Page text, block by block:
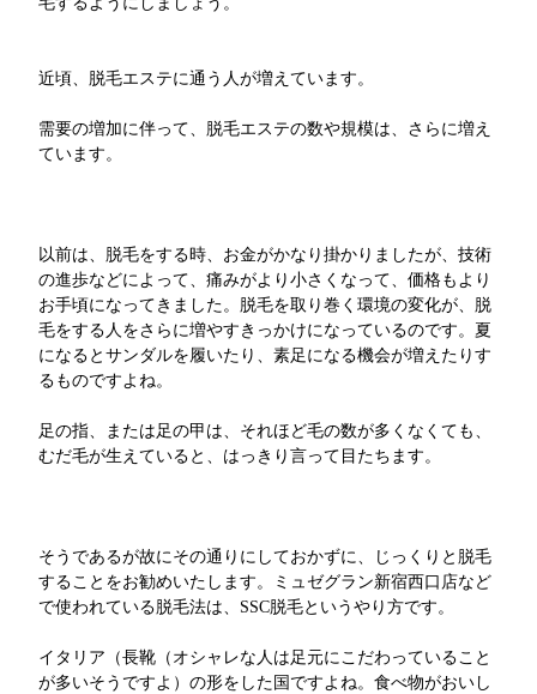
近頃、脱毛エステに通う人が増えています。
需要の増加に伴って、脱毛エステの数や規模は、さらに増え
ています。
以前は、脱毛をする時、お金がかなり掛かりましたが、技術
の進歩などによって、痛みがより小さくなって、価格もより
お手頃になってきました。脱毛を取り巻く環境の変化が、脱
毛をする人をさらに増やすきっかけになっているのです。夏
になるとサンダルを履いたり、素足になる機会が増えたりす
るものですよね。
足の指、または足の甲は、それほど毛の数が多くなくても、
むだ毛が生えていると、はっきり言って目たちます。
そうであるが故にその通りにしておかずに、じっくりと脱毛
することをお勧めいたします。ミュゼグラン新宿西口店など
で使われている脱毛法は、SSC脱毛というやり方です。
イタリア（長靴（オシャレな人は足元にこだわっていること
が多いそうですよ）の形をした国ですよね。食べ物がおいし